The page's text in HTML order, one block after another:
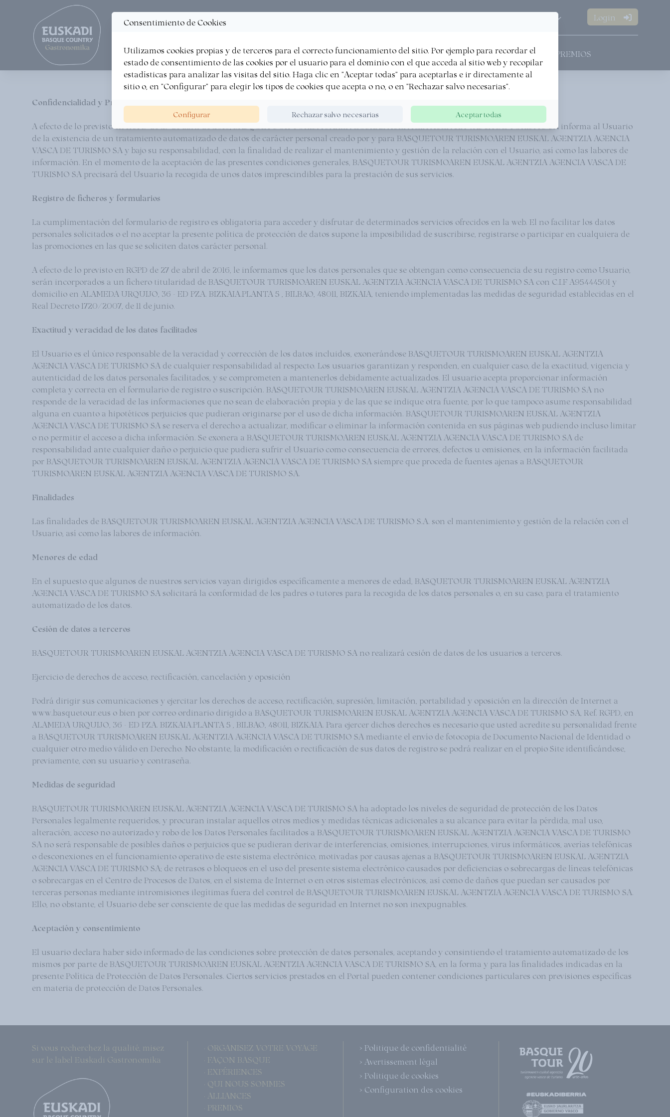
Actualités Carte Open Login
ORGANISEZ VOTRE VOYAGE · FAÇON BASQUE · EXPÉRIENCES · QUI NOUS SOMMES · ALLIANCES PREMIOS
Confidencialidad y Protección de Datos
A efecto de lo previsto en RGPD de 27 de abril de 2016, BASQUETOUR TURISMOAREN EUSKAL AGENTZIA AGENCIA VASCA DE TURISMO SA informa al Usuario
de la existencia de un tratamiento automatizado de datos de carácter personal creado por y para BASQUETOUR TURISMOAREN EUSKAL AGENTZIA AGENCIA
VASCA DE TURISMO SA y bajo su responsabilidad, con la finalidad de realizar el mantenimiento y gestión de la relación con el Usuario, así como las labores de
información. En el momento de la aceptación de las presentes condiciones generales, BASQUETOUR TURISMOAREN EUSKAL AGENTZIA AGENCIA VASCA DE
TURISMO SA precisará del Usuario la recogida de unos datos imprescindibles para la prestación de sus servicios.
Registro de ficheros y formularios
La cumplimentación del formulario de registro es obligatoria para acceder y disfrutar de determinados servicios ofrecidos en la web. El no facilitar los datos
personales solicitados o el no aceptar la presente política de protección de datos supone la imposibilidad de suscribirse, registrarse o participar en cualquiera de
las promociones en las que se soliciten datos carácter personal.
A efecto de lo previsto en RGPD de 27 de abril de 2016, le informamos que los datos personales que se obtengan como consecuencia de su registro como Usuario,
serán incorporados a un fichero titularidad de BASQUETOUR TURISMOAREN EUSKAL AGENTZIA AGENCIA VASCA DE TURISMO SA con C.I.F A95444501 y
domicilio en ALAMEDA URQUIJO, 36 - ED PZA. BIZKAIA.PLANTA 5 , BILBAO, 48011, BIZKAIA, teniendo implementadas las medidas de seguridad establecidas en el
Real Decreto 1720/2007, de 11 de junio.
Exactitud y veracidad de los datos facilitados
El Usuario es el único responsable de la veracidad y corrección de los datos incluidos, exonerándose BASQUETOUR TURISMOAREN EUSKAL AGENTZIA
AGENCIA VASCA DE TURISMO SA de cualquier responsabilidad al respecto. Los usuarios garantizan y responden, en cualquier caso, de la exactitud, vigencia y
autenticidad de los datos personales facilitados, y se comprometen a mantenerlos debidamente actualizados. El usuario acepta proporcionar información
completa y correcta en el formulario de registro o suscripción. BASQUETOUR TURISMOAREN EUSKAL AGENTZIA AGENCIA VASCA DE TURISMO SA no
responde de la veracidad de las informaciones que no sean de elaboración propia y de las que se indique otra fuente, por lo que tampoco asume responsabilidad
alguna en cuanto a hipotéticos perjuicios que pudieran originarse por el uso de dicha información. BASQUETOUR TURISMOAREN EUSKAL AGENTZIA
AGENCIA VASCA DE TURISMO SA se reserva el derecho a actualizar, modificar o eliminar la información contenida en sus páginas web pudiendo incluso limitar
o no permitir el acceso a dicha información. Se exonera a BASQUETOUR TURISMOAREN EUSKAL AGENTZIA AGENCIA VASCA DE TURISMO SA de
responsabilidad ante cualquier daño o perjuicio que pudiera sufrir el Usuario como consecuencia de errores, defectos u omisiones, en la información facilitada
por BASQUETOUR TURISMOAREN EUSKAL AGENTZIA AGENCIA VASCA DE TURISMO SA siempre que proceda de fuentes ajenas a BASQUETOUR
TURISMOAREN EUSKAL AGENTZIA AGENCIA VASCA DE TURISMO SA.
Finalidades
Las finalidades de BASQUETOUR TURISMOAREN EUSKAL AGENTZIA AGENCIA VASCA DE TURISMO S.A. son el mantenimiento y gestión de la relación con el
Usuario, así como las labores de información.
Menores de edad
En el supuesto que algunos de nuestros servicios vayan dirigidos específicamente a menores de edad, BASQUETOUR TURISMOAREN EUSKAL AGENTZIA
AGENCIA VASCA DE TURISMO SA solicitará la conformidad de los padres o tutores para la recogida de los datos personales o, en su caso, para el tratamiento
automatizado de los datos.
Cesión de datos a terceros
BASQUETOUR TURISMOAREN EUSKAL AGENTZIA AGENCIA VASCA DE TURISMO SA no realizará cesión de datos de los usuarios a terceros.
Ejercicio de derechos de acceso, rectificación, cancelación y oposición
Podrá dirigir sus comunicaciones y ejercitar los derechos de acceso, rectificación, supresión, limitación, portabilidad y oposición en la dirección de Internet a
www.basquetour.eus o bien por correo ordinario dirigido a BASQUETOUR TURISMOAREN EUSKAL AGENTZIA AGENCIA VASCA DE TURISMO SA, Ref. RGPD, en
ALAMEDA URQUIJO, 36 - ED PZA. BIZKAIA.PLANTA 5 , BILBAO, 48011, BIZKAIA. Para ejercer dichos derechos es necesario que usted acredite su personalidad frente
a BASQUETOUR TURISMOAREN EUSKAL AGENTZIA AGENCIA VASCA DE TURISMO SA mediante el envío de fotocopia de Documento Nacional de Identidad o
cualquier otro medio válido en Derecho. No obstante, la modificación o rectificación de sus datos de registro se podrá realizar en el propio Site identificándose,
previamente, con su usuario y contraseña.
Medidas de seguridad
BASQUETOUR TURISMOAREN EUSKAL AGENTZIA AGENCIA VASCA DE TURISMO SA ha adoptado los niveles de seguridad de protección de los Datos
Personales legalmente requeridos, y procuran instalar aquellos otros medios y medidas técnicas adicionales a su alcance para evitar la pérdida, mal uso,
alteración, acceso no autorizado y robo de los Datos Personales facilitados a BASQUETOUR TURISMOAREN EUSKAL AGENTZIA AGENCIA VASCA DE TURISMO
SA no será responsable de posibles daños o perjuicios que se pudieran derivar de interferencias, omisiones, interrupciones, virus informáticos, averías telefónicas
o desconexiones en el funcionamiento operativo de este sistema electrónico, motivadas por causas ajenas a BASQUETOUR TURISMOAREN EUSKAL AGENTZIA
AGENCIA VASCA DE TURISMO SA; de retrasos o bloqueos en el uso del presente sistema electrónico causados por deficiencias o sobrecargas de líneas telefónicas
o sobrecargas en el Centro de Procesos de Datos, en el sistema de Internet o en otros sistemas electrónicos, así como de daños que puedan ser causados por
terceras personas mediante intromisiones ilegítimas fuera del control de BASQUETOUR TURISMOAREN EUSKAL AGENTZIA AGENCIA VASCA DE TURISMO SA.
Ello, no obstante, el Usuario debe ser consciente de que las medidas de seguridad en Internet no son inexpugnables.
Aceptación y consentimiento
El usuario declara haber sido informado de las condiciones sobre protección de datos personales, aceptando y consintiendo el tratamiento automatizado de los
mismos por parte de BASQUETOUR TURISMOAREN EUSKAL AGENTZIA AGENCIA VASCA DE TURISMO SA, en la forma y para las finalidades indicadas en la
presente Política de Protección de Datos Personales. Ciertos servicios prestados en el Portal pueden contener condiciones particulares con previsiones específicas
en materia de protección de Datos Personales.
Si vous recherchez la qualité, misez
sur le label Euskadi Gastronomika
· ORGANISEZ VOTRE VOYAGE
· FAÇON BASQUE
· EXPÉRIENCES
· QUI NOUS SOMMES
· ALLIANCES
· PREMIOS
> Politique de confidentialité
> Avertissement légal
> Politique de cookies
> Configuration des cookies
Consentimiento de Cookies
Utilizamos cookies propias y de terceros para el correcto funcionamiento del sitio. Por ejemplo para recordar el
estado de consentimiento de las cookies por el usuario para el dominio con el que acceda al sitio web y recopilar
estadísticas para analizar las visitas del sitio. Haga clic en "Aceptar todas" para aceptarlas e ir directamente al
sitio o, en "Configurar" para elegir los tipos de cookies que acepta o no, o en "Rechazar salvo necesarias".
Configurar Rechazar salvo necesarias Aceptar todas